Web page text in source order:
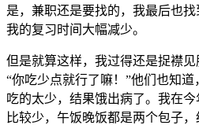
是，兼职还是要找的，我最后也
我的复习时间大幅减少。
但是就算这样，我过得还是捉襟见
“你吃少点就行了嘛！”他们也知道
吃的太少，结果饿出病了。我在
比较少，午饭晚饭都是两个包子